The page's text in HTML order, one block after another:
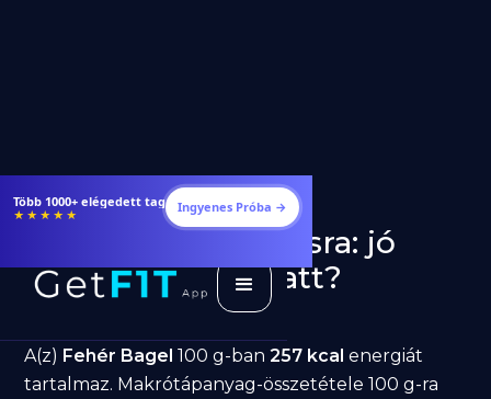
Étrendek, receptek és edzéstervek
★★★★★ Ingyenes Próba →
Fehér Bagel fogyásra: jó
választás diéta alatt?
A(z) Fehér Bagel 100 g-ban257 kcal energiát
tartalmaz. Makrótápanyag-összetétele 100 g-ra